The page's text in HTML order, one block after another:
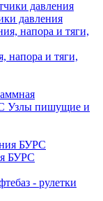
давления
напора и тяги,
Узлы пишущие и
БУРС